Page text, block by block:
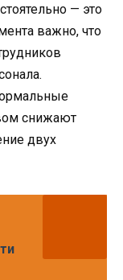
— это
важно, что
снижают
двух